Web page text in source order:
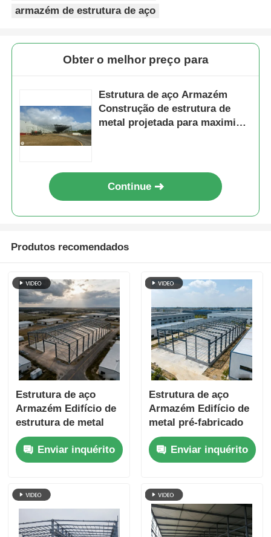
armazém de estrutura de aço
Obter o melhor preço para
Estrutura de aço Armazém
Construção de estrutura de
metal projetada para maximizar
Continue
Produtos recomendados
Estrutura de aço
Armazém Edifício de
estrutura de metal
projetado para
armazenamento
industrial com alta
vida útil
Enviar inquérito
Estrutura de aço
Armazém Edifício de
metal pré-fabricado
Ideal para oficinas de
armazenamento
industrial e armazém
Enviar inquérito